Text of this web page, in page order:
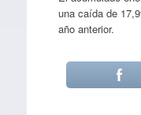
una caída de
año anterior.